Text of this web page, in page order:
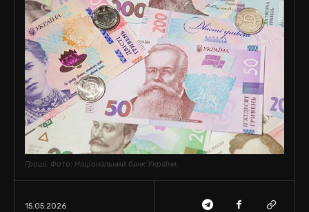
Гроші. Фото: Національний банк України.
15.05.2026